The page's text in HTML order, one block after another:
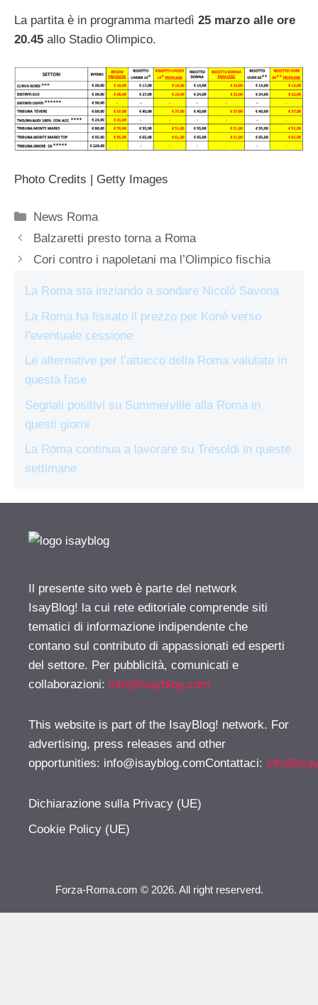
La partita è in programma martedì 25 marzo alle ore
20.45 allo Stadio Olimpico.
Photo Credits | Getty Images
Categorie
News Roma
Balzaretti presto torna a Roma
Cori contro i napoletani ma l’Olimpico fischia
La Roma sta iniziando a sondare Nicolò Savona
La Roma ha fissato il prezzo per Koné verso
l’eventuale cessione
Le alternative per l’attacco della Roma valutate in
questa fase
Segnali positivi su Summerville alla Roma in
questi giorni
La Roma continua a lavorare su Tresoldi in queste
settimane
Il presente sito web è parte del network
IsayBlog! la cui rete editoriale comprende siti
tematici di informazione indipendente che
contano sul contributo di appassionati ed esperti
del settore. Per pubblicità, comunicati e
collaborazioni: info@isayblog.com
This website is part of the IsayBlog! network. For
advertising, press releases and other
opportunities: info@isayblog.comContattaci:
Dichiarazione sulla Privacy (UE)
Cookie Policy (UE)
Forza-Roma.com © 2026. All right reserverd.